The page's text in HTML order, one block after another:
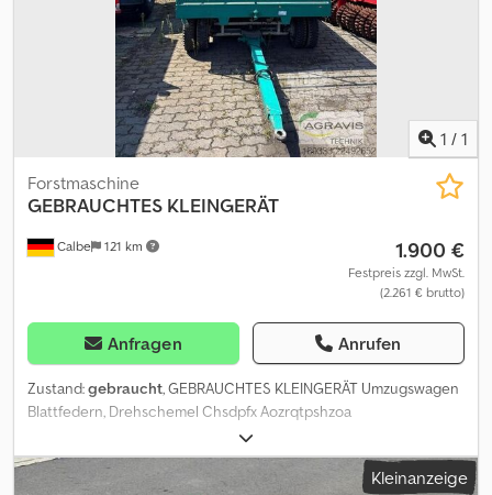
1 / 1
Calbe 121 km
Forstmaschine
GEBRAUCHTES KLEINGERÄT
1.900 €
Festpreis zzgl. MwSt.
(2.261 € brutto)
Anfragen Anrufen
Zustand:gebraucht, GEBRAUCHTES KLEINGERÄT Umzugswagen
Blattfedern, Drehschemel Chsdpfx Aozrqtpshzoa
Kleinanzeige